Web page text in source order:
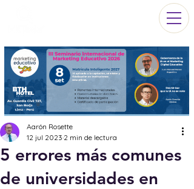
5 errores más comunes
de universidades en
Aarón Rosette
12 jul 2023 2 min de lectura